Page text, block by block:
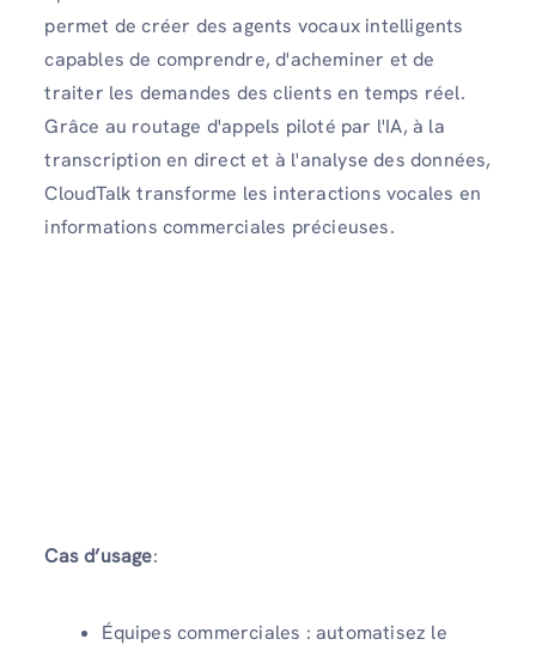
permet de créer des agents vocaux intelligents
capables de comprendre, d'acheminer et de
traiter les demandes des clients en temps réel.
Grâce au routage d'appels piloté par l'IA, à la
transcription en direct et à l'analyse des données,
CloudTalk transforme les interactions vocales en
informations commerciales précieuses.
Cas d’usage:
Équipes commerciales : automatisez le